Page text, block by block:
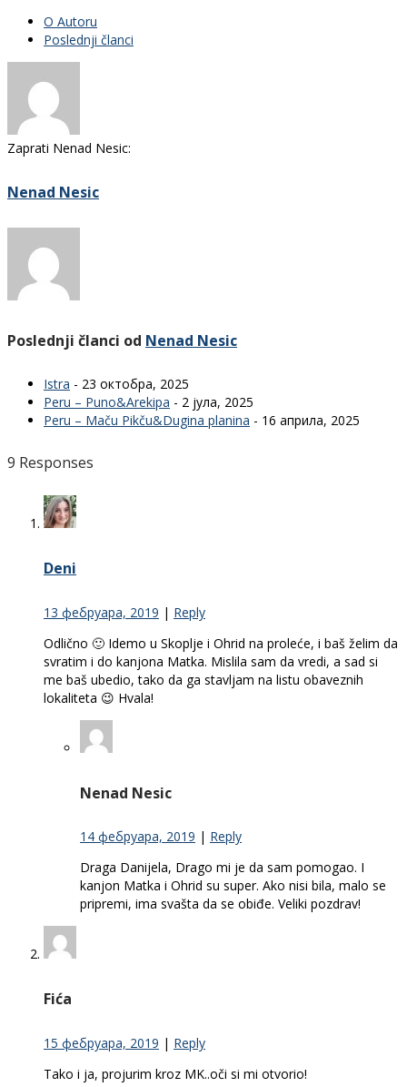
O Autoru
Poslednji članci
Zaprati Nenad Nesic:
Nenad Nesic
Poslednji članci od Nenad Nesic
Istra - 23 октобра, 2025
Peru – Puno&Arekipa - 2 јула, 2025
Peru – Maču Pikču&Dugina planina - 16 априла, 2025
9 Responses
Deni
13 фебруара, 2019 | Reply
Odlično 🙂 Idemo u Skoplje i Ohrid na proleće, i baš želim da
svratim i do kanjona Matka. Mislila sam da vredi, a sad si
me baš ubedio, tako da ga stavljam na listu obaveznih
lokaliteta 😉 Hvala!
Nenad Nesic
14 фебруара, 2019 | Reply
Draga Danijela, Drago mi je da sam pomogao. I
kanjon Matka i Ohrid su super. Ako nisi bila, malo se
pripremi, ima svašta da se obiđe. Veliki pozdrav!
Fića
15 фебруара, 2019 | Reply
Tako i ja, projurim kroz MK..oči si mi otvorio!